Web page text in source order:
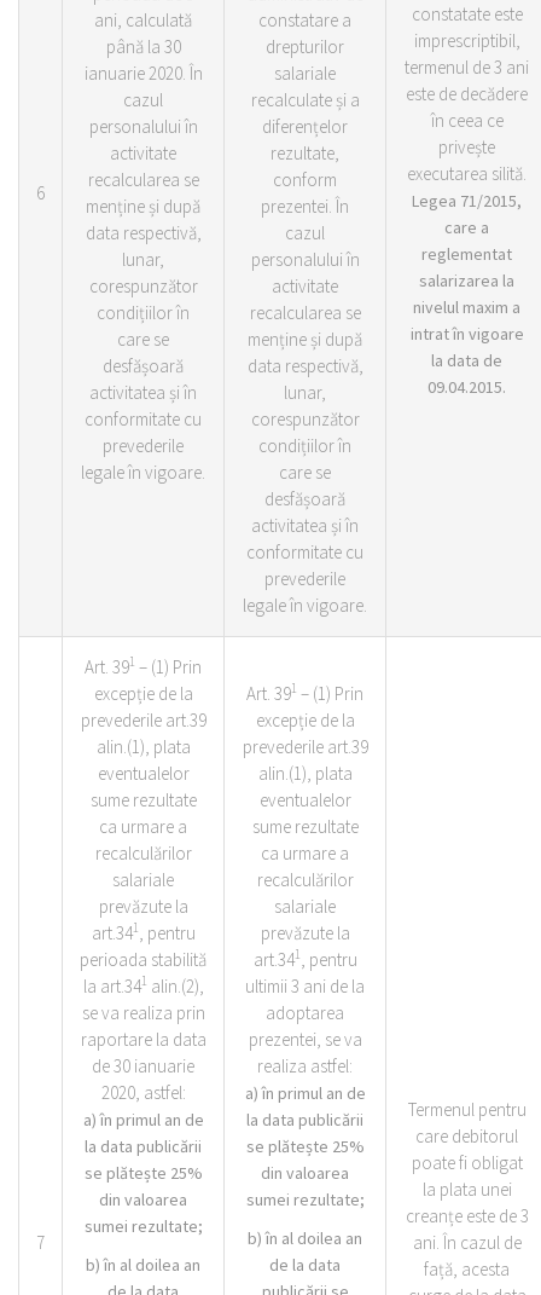
6
ani, calculată
până la 30
ianuarie 2020. În
cazul
personalului în
activitate
recalcularea se
menține și după
data respectivă,
lunar,
corespunzător
condițiilor în
care se
desfășoară
activitatea și în
conformitate cu
prevederile
legale în vigoare.
constatare a
drepturilor
salariale
recalculate și a
diferențelor
rezultate,
conform
prezentei. În
cazul
personalului în
activitate
recalcularea se
menține și după
data respectivă,
lunar,
corespunzător
condițiilor în
care se
desfășoară
activitatea și în
conformitate cu
prevederile
legale în vigoare.
constatate este
imprescriptibil,
termenul de 3 ani
este de decădere
în ceea ce
privește
executarea silită.
Legea 71/2015,
care a
reglementat
salarizarea la
nivelul maxim a
intrat în vigoare
la data de
09.04.2015.
7
Art. 391 – (1) Prin
excepție de la
prevederile art.39
alin.(1), plata
eventualelor
sume rezultate
ca urmare a
recalculărilor
salariale
prevăzute la
art.341, pentru
perioada stabilită
la art.341 alin.(2),
se va realiza prin
raportare la data
de 30 ianuarie
2020, astfel:
a) în primul an de
la data publicării
se plătește 25%
din valoarea
sumei rezultate;
b) în al doilea an
Art. 391 – (1) Prin
excepție de la
prevederile art.39
alin.(1), plata
eventualelor
sume rezultate
ca urmare a
recalculărilor
salariale
prevăzute la
art.341, pentru
ultimii 3 ani de la
adoptarea
prezentei, se va
realiza astfel:
a) în primul an de
la data publicării
se plătește 25%
din valoarea
sumei rezultate;
b) în al doilea an
de la data
Termenul pentru
care debitorul
poate fi obligat
la plata unei
creanțe este de 3
ani. În cazul de
față, acesta